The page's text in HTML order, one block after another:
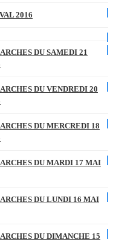
2016
DU SAMEDI 21
DU VENDREDI 20
DU MERCREDI 18
DU MARDI 17 MAI
DU LUNDI 16 MAI
DU DIMANCHE 15